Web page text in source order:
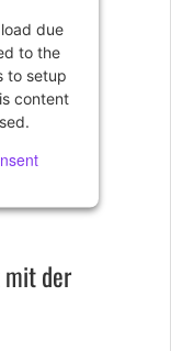
due
to the
to setup
content
mit der